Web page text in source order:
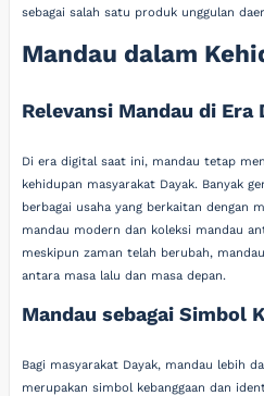
sebagai salah satu produk unggulan
Mandau dalam
Relevansi Mandau di Era
Di era digital saat ini, mandau tetap
kehidupan masyarakat Dayak. Banyak
berbagai usaha yang berkaitan dengan
mandau modern dan koleksi mandau
meskipun zaman telah berubah,
antara masa lalu dan masa depan.
Mandau sebagai Simbol
Bagi masyarakat Dayak, mandau lebih
merupakan simbol kebanggaan dan